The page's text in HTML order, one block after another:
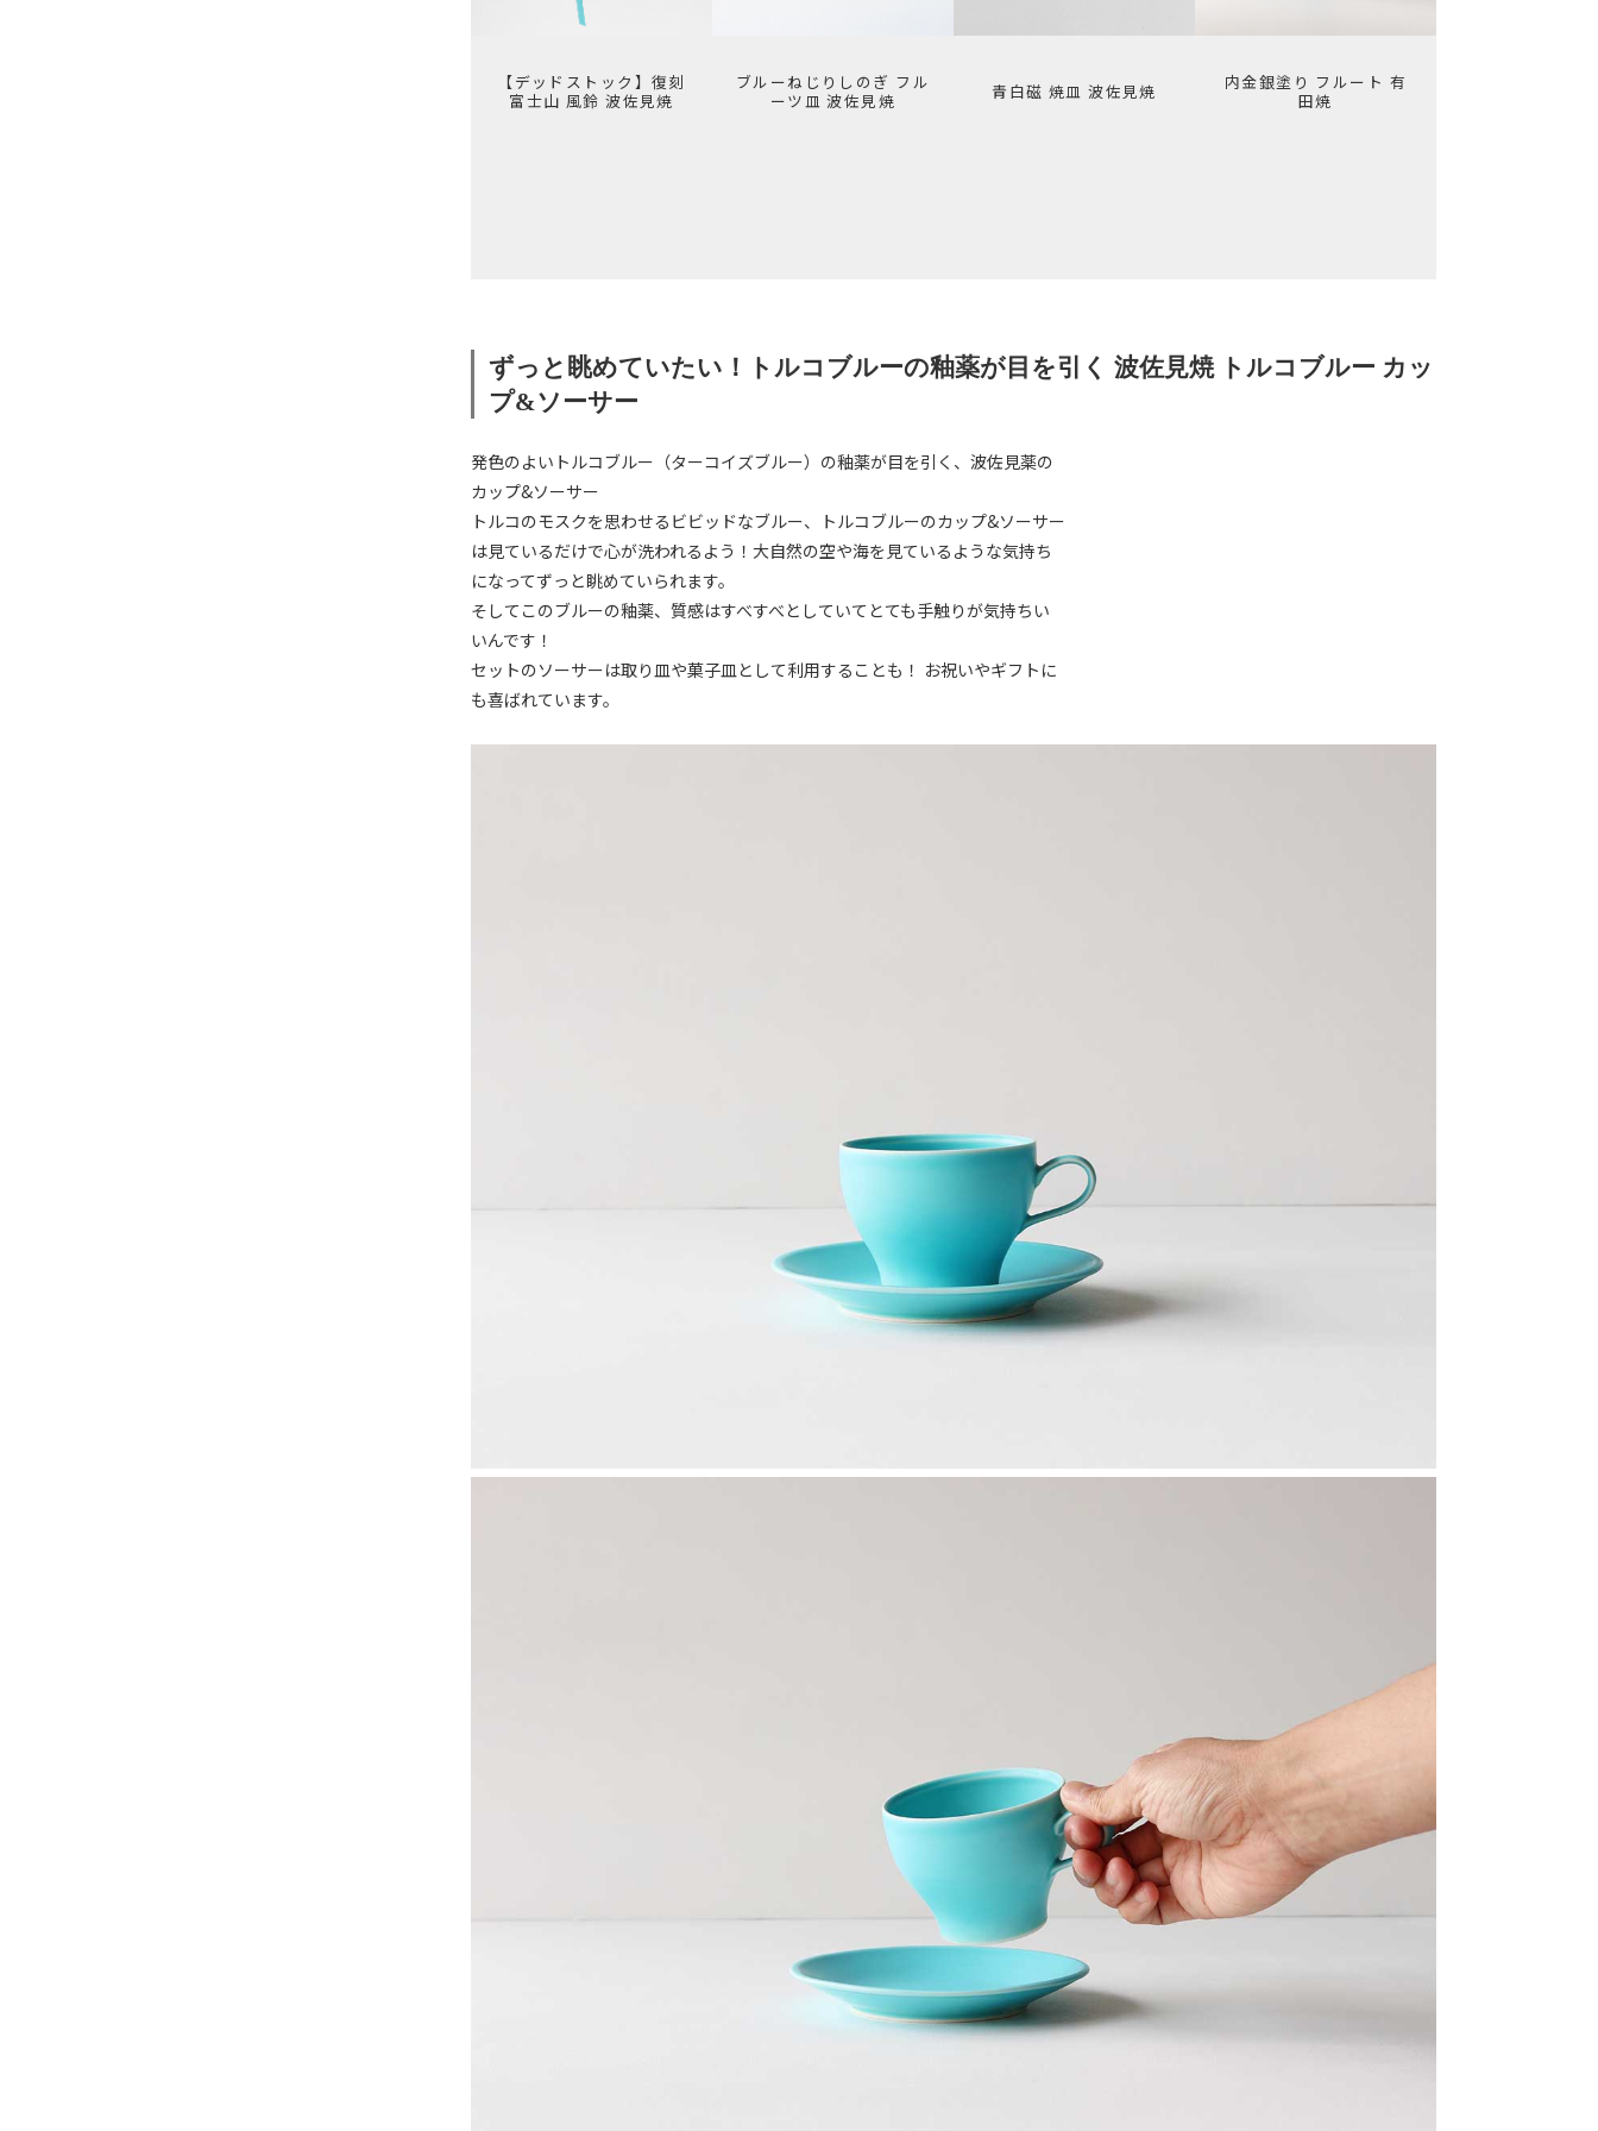
【デッドストック】復刻
富士山 風鈴 波佐見焼
ブルーねじりしのぎ フル
ーツ皿 波佐見焼
青白磁 焼皿 波佐見焼
内金銀塗り フルート 有
田焼
ずっと眺めていたい！トルコブルーの釉薬が目を引く 波佐見焼 トルコブルー カッ
プ&ソーサー
発色のよいトルコブルー（ターコイズブルー）の釉薬が目を引く、波佐見薬の
カップ&ソーサー
トルコのモスクを思わせるビビッドなブルー、トルコブルーのカップ&ソーサー
は見ているだけで心が洗われるよう！大自然の空や海を見ているような気持ち
になってずっと眺めていられます。
そしてこのブルーの釉薬、質感はすべすべとしていてとても手触りが気持ちい
いんです！
セットのソーサーは取り皿や菓子皿として利用することも！ お祝いやギフトに
も喜ばれています。